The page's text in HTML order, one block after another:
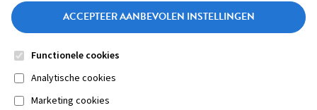
Footer
Contact Colofon Disclaimer
ACCEPTEER AANBEVOLEN INSTELLINGEN
Functionele cookies
Analytische cookies
Marketing cookies